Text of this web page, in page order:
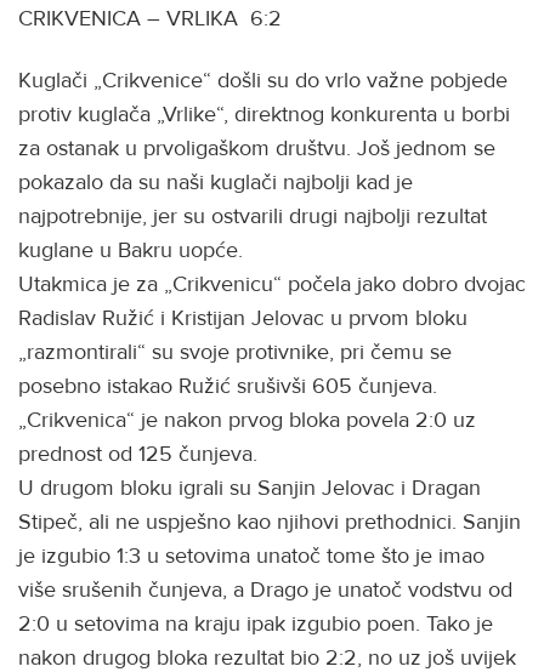
CRIKVENICA – VRLIKA 6:2
Kuglači „Crikvenice“ došli su do vrlo važne pobjede
protiv kuglača „Vrlike“, direktnog konkurenta u borbi
za ostanak u prvoligaškom društvu. Još jednom se
pokazalo da su naši kuglači najbolji kad je
najpotrebnije, jer su ostvarili drugi najbolji rezultat
kuglane u Bakru uopće.
Utakmica je za „Crikvenicu“ počela jako dobro dvojac
Radislav Ružić i Kristijan Jelovac u prvom bloku
„razmontirali“ su svoje protivnike, pri čemu se
posebno istakao Ružić srušivši 605 čunjeva.
„Crikvenica“ je nakon prvog bloka povela 2:0 uz
prednost od 125 čunjeva.
U drugom bloku igrali su Sanjin Jelovac i Dragan
Stipeč, ali ne uspješno kao njihovi prethodnici. Sanjin
je izgubio 1:3 u setovima unatoč tome što je imao
više srušenih čunjeva, a Drago je unatoč vodstvu od
2:0 u setovima na kraju ipak izgubio poen. Tako je
nakon drugog bloka rezultat bio 2:2, no uz još uvijek